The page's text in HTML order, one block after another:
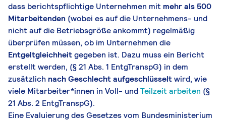
dass berichtspflichtige Unternehmen mit mehr als 500
Mitarbeitenden (wobei es auf die Unternehmens- und
nicht auf die Betriebsgröße ankommt) regelmäßig
überprüfen müssen, ob im Unternehmen die
Entgeltgleichheitgegeben ist. Dazu muss ein Bericht
erstellt werden, (§ 21 Abs. 1 EntgTranspG) in dem
zusätzlich nach Geschlecht aufgeschlüsseltwird, wie
viele Mitarbeiter*innen in Voll- undTeilzeit arbeiten (§
21 Abs. 2 EntgTranspG).
Eine Evaluierung des Gesetzes vom Bundesministerium